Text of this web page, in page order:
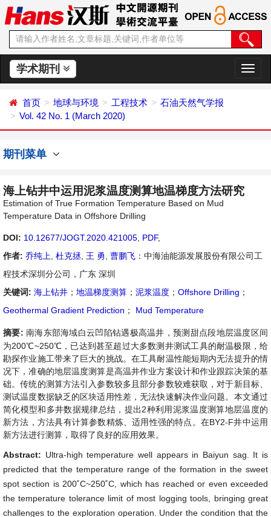
学术期刊
切
换
首页 地球与环境 工程技术
石油天然气学报
Vol. 42 No. 1 (March 2020)
期刊菜单
海上钻井中运用泥浆温度测算地温梯度方法研究
Estimation of True Formation Temperature Based on Mud
Temperature Data in Offshore Drilling
DOI: 10.12677/JOGT.2020.421005 PDF,
作者: 乔纯上 杜克拯 王 勇 曹鹏飞 ：中海油能源发展股份有限公司工
程技术深圳分公司，广东 深圳
关键词: 海上钻井 ； 地温梯度测算 ； 泥浆温度 ； Offshore Drilling ；
Geothermal Gradient Prediction ； Mud Temperature
摘要: 南海东部海域白云凹陷钻遇极高温井，预测甜点段地层温度区间
为200℃~250℃，已达到甚至超过大多数测井测试工具的耐温极限，给
勘探作业施工带来了巨大的挑战。在工具耐温性能短期内无法提升的情
况下，准确的地层温度测算是高温井作业方案设计和作业跟踪决策的基
础。传统的测算方法引入参数较多且部分参数较难获取，对于新目标、
测试温度数据缺乏的区块适用性差，无法快速解决作业问题。本文通过
简化模型和多井数据规律总结，提出2种利用泥浆温度测算地层温度的
新方法，方法具有计算参数精炼、适用性强的特点。在BY2-F井中运用
新方法进行测算，取得了良好的应用效果。
Abstract: Ultra-high temperature well appears in Baiyun sag. It is
predicted that the temperature range of the formation in the sweet
spot section is 200˚C~250˚C, which has reached or even exceeded
the temperature tolerance limit of most logging tools, bringing great
challenges to the exploration operation. Under the condition that the